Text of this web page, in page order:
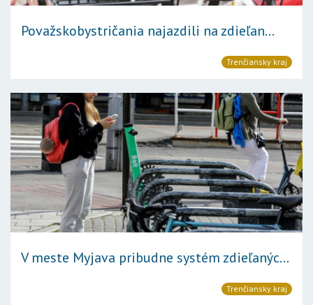
Považskobystričania najazdili na zdieľan...
Trenčiansky kraj
V meste Myjava pribudne systém zdieľanýc...
Trenčiansky kraj